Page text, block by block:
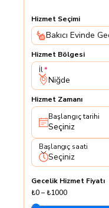
Hizmet Seçimi
Bakıcı Evinde
Hizmet Bölgesi
İl İl
Niğde
Hizmet Zamanı
Başlangıç tarihi
Seçiniz
Başlangıç saati
Başlangıç saati
Seçiniz
Gecelik Hizmet Fiyatı
₺0–₺1000